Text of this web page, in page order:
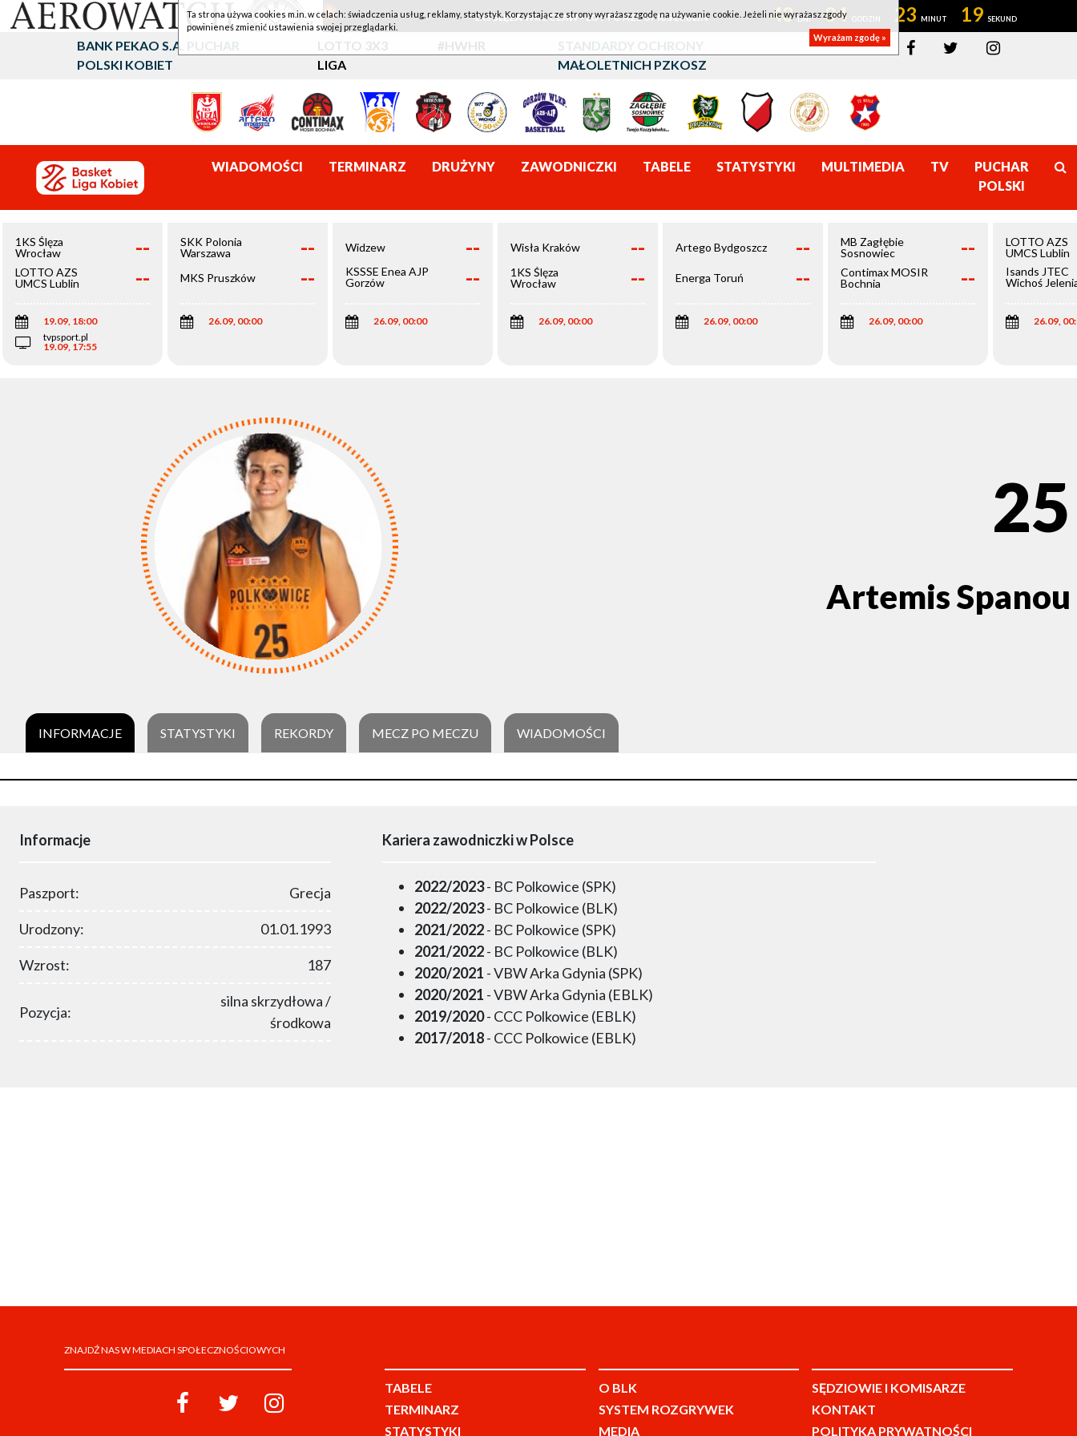
1KS ŚLĘZA WROCŁAW - LOTTO AZS UMCS LUBLIN 43 04 23 19
BANK PEKAO S.A. PUCHAR
POLSKI KOBIET
LOTTO 3X3
LIGA
#HWHR
STANDARDY OCHRONY
MAŁOLETNICH PZKOSZ
WIADOMOŚCI TERMINARZ DRUŻYNY ZAWODNICZKI TABELE STATYSTYKI MULTIMEDIA TV
PUCHAR
POLSKI
1KS Ślęza
Wrocław
--
LOTTO AZS
UMCS Lublin
--
19.09, 18:00
tvpsport.pl
19.09, 17:55
SKK Polonia
Warszawa
--
MKS Pruszków --
26.09, 00:00
Widzew --
KSSSE Enea AJP
Gorzów
--
26.09, 00:00
Wisła Kraków --
1KS Ślęza
Wrocław
--
26.09, 00:00
Artego Bydgoszcz --
Energa Toruń --
26.09, 00:00
MB Zagłębie
Sosnowiec
--
Contimax MOSIR
Bochnia
--
26.09, 00:00
LOTTO AZS
UMCS Lublin
Isands JTEC
Wichoś
26.09,
25
Artemis Spanou
INFORMACJE STATYSTYKI REKORDY MECZ PO MECZU WIADOMOŚCI
Informacje
Paszport: Grecja
Urodzony: 01.01.1993
Wzrost: 187
Pozycja:
silna skrzydłowa /
środkowa
Kariera zawodniczki w Polsce
2022/2023- BC Polkowice (SPK)
2022/2023- BC Polkowice (BLK)
2021/2022- BC Polkowice (SPK)
2021/2022- BC Polkowice (BLK)
2020/2021 - VBW Arka Gdynia (SPK)
2020/2021 - VBW Arka Gdynia (EBLK)
2019/2020- CCC Polkowice (EBLK)
2017/2018- CCC Polkowice (EBLK)
ZNAJDŹ NAS W MEDIACH SPOŁECZNOŚCIOWYCH
TABELE
TERMINARZ
STATYSTYKI
O BLK
SYSTEM ROZGRYWEK
MEDIA
SĘDZIOWIE I KOMISARZE
KONTAKT
POLITYKA PRYWATNOŚCI
Ta strona używa cookies m.in. w celach: świadczenia usług, reklamy, statystyk. Korzystając ze strony wyrażasz zgodę na używanie cookie. Jeżeli nie wyrażasz zgody
powinieneś zmienić ustawienia swojej przeglądarki.
Wyrażam zgodę »